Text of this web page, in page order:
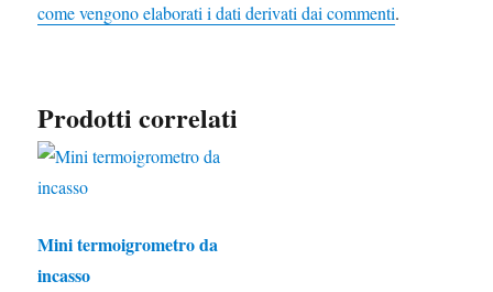
come vengono elaborati i dati derivati dai commenti.
Prodotti correlati
Mini termoigrometro da
incasso